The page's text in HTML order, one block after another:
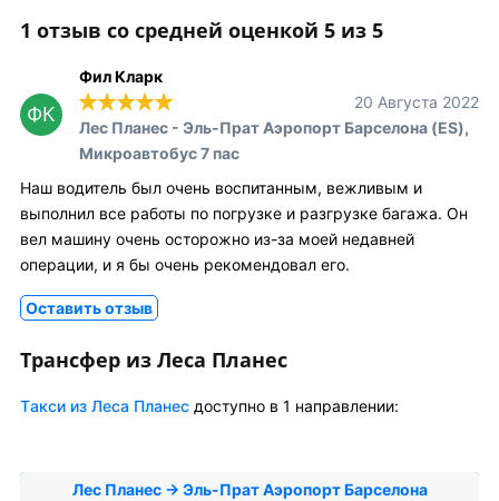
1 отзыв со средней оценкой 5 из 5
ФК
Фил Кларк
20 Августа 2022
Лес Планес - Эль-Прат Аэропорт Барселона (ES),
Микроавтобус 7 пас
Наш водитель был очень воспитанным, вежливым и
выполнил все работы по погрузке и разгрузке багажа. Он
вел машину очень осторожно из-за моей недавней
операции, и я бы очень рекомендовал его.
Оставить отзыв
Трансфер из Леса Планес
Tакси из Леса Планес доступно в 1 направлении:
Лес Планес → Эль-Прат Аэропорт Барселона